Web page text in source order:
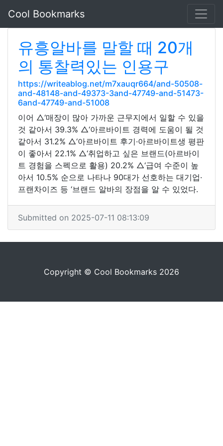
Cool Bookmarks
유흥알바를 말할 때 20개
의 통찰력있는 인용구
https://writeablog.net/m7xauqr664/and-50508-
and-48148-and-49373-3and-47749-and-51473-
6and-47749-and-51008
이어 △‘매장이 많아 가까운 근무지에서 일할 수 있을
것 같아서 39.3% △‘아르바이트 경력에 도움이 될 것
같아서 31.2% △‘아르바이트 후기·아르바이트생 평판
이 좋아서 22.1% △‘취업하고 싶은 브랜드(아르바이
트 경험을 스펙으로 활용) 20.2% △‘급여 수준이 높
아서 10.5% 순으로 나타나 90대가 선호하는 대기업·
프랜차이즈 등 ‘브랜드 알바의 장점을 알 수 있었다.
Submitted on 2025-07-11 08:13:09
Copyright © Cool Bookmarks 2026